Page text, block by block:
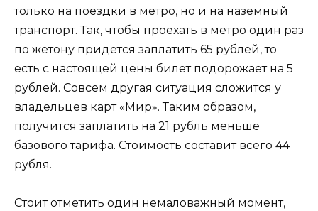
только на поездки в метро, но и на наземный
транспорт. Так, чтобы проехать в метро один раз
по жетону придется заплатить 65 рублей, то
есть с настоящей цены билет подорожает на 5
рублей. Совсем другая ситуация сложится у
владельцев карт «Мир». Таким образом,
получится заплатить на 21 рубль меньше
базового тарифа. Стоимость составит всего 44
рубля.
Стоит отметить один немаловажный момент,